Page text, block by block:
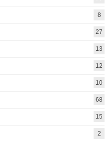
8
27
13
12
10
68
15
2